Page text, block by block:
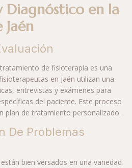
Diagnóstico en la
de fisioterapia es una
en Jaén utilizan una
entrevistas y exámenes para
del paciente. Este proceso
plan de tratamiento personalizado.
De Problemas
bien versados en una variedad